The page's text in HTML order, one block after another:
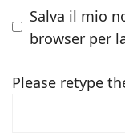
Salva il mio
browser per
Please retype